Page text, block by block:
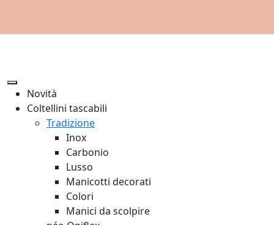
Novità
Coltellini tascabili
Tradizione
Inox
Carbonio
Lusso
Manicotti decorati
Colori
Manici da scolpire